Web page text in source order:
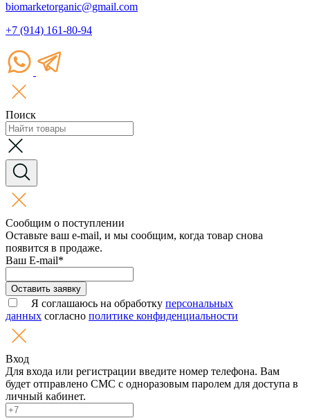
biomarketorganic@gmail.com
+7 (914) 161-80-94
Поиск
Сообщим о поступлении
Оставьте ваш e-mail, и мы сообщим, когда товар снова
появится в продаже.
Ваш E-mail*
Оставить заявку
Я соглашаюсь на обработку персональных
данных согласно политике конфиденциальности
Вход
Для входа или регистрации введите номер телефона. Вам
будет отправлено СМС с одноразовым паролем для доступа в
личный кабинет.